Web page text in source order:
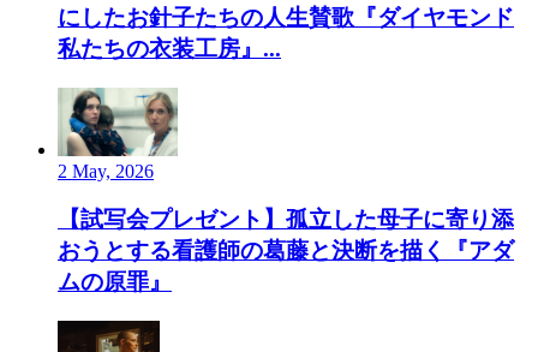
にしたお針子たちの人生賛歌『ダイヤモンド
私たちの衣装工房』...
2 May, 2026
【試写会プレゼント】孤立した母子に寄り添
おうとする看護師の葛藤と決断を描く『アダ
ムの原罪』